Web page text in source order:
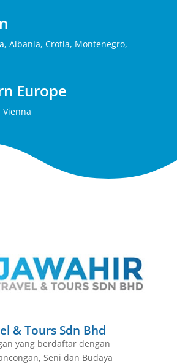
Albania, Crotia, Montenegro,
Europe
Vienna
& Tours Sdn Bhd
yang berdaftar dengan
Seni dan Budaya